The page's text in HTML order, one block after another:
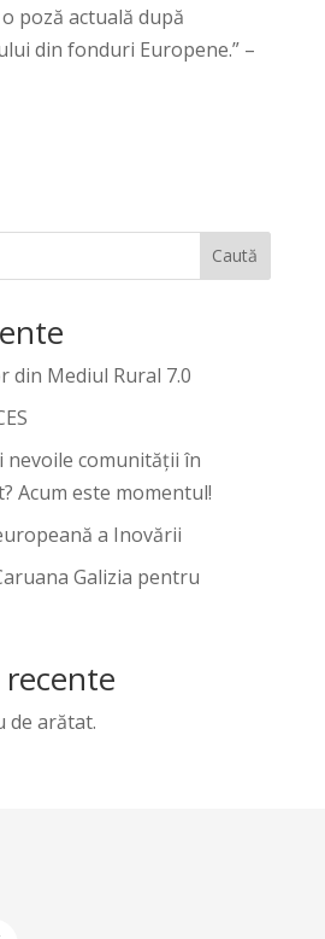
poză actuală după
din fonduri Europene.” –
Caută
din Mediul Rural 7.0
comunității în
Acum este momentul!
a Inovării
Galizia pentru
de arătat.